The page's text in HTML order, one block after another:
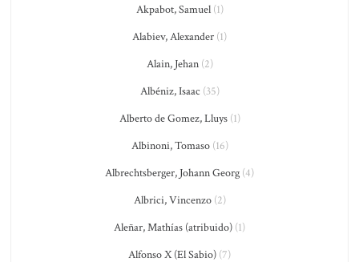
Akpabot, Samuel(1)
Alabiev, Alexander (1)
Alain, Jehan(2)
Albéniz, Isaac (35)
Alberto de Gomez, Lluys(1)
Albinoni, Tomaso(16)
Albrechtsberger, Johann Georg (4)
Albrici, Vincenzo(2)
Aleñar, Mathías (atribuido) (1)
Alfonso X (El Sabio) (7)